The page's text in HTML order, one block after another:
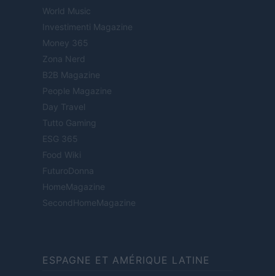
World Music
Investimenti Magazine
Money 365
Zona Nerd
B2B Magazine
People Magazine
Day Travel
Tutto Gaming
ESG 365
Food Wiki
FuturoDonna
HomeMagazine
SecondHomeMagazine
ESPAGNE ET AMÉRIQUE LATINE